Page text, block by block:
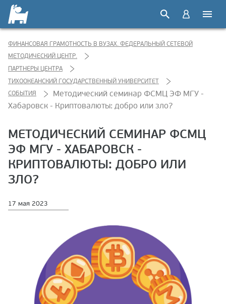
ФИНАНСОВАЯ ГРАМОТНОСТЬ В ВУЗАХ. ФЕДЕРАЛЬНЫЙ СЕТЕВОЙ
МЕТОДИЧЕСКИЙ ЦЕНТР.
ПАРТНЕРЫ ЦЕНТРА
ТИХООКЕАНСКИЙ ГОСУДАРСТВЕННЫЙ УНИВЕРСИТЕТ
СОБЫТИЯ
Методический семинар ФСМЦ ЭФ МГУ -
Хабаровск - Криптовалюты: добро или зло?
МЕТОДИЧЕСКИЙ СЕМИНАР ФСМЦ
ЭФ МГУ - ХАБАРОВСК -
КРИПТОВАЛЮТЫ: ДОБРО ИЛИ
ЗЛО?
17 мая 2023